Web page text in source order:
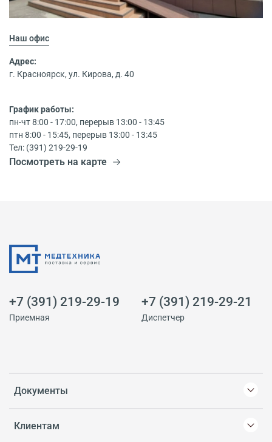
Наш офис
Адрес:
г. Красноярск, ул. Кирова, д. 40
График работы:
пн-чт 8:00 - 17:00, перерыв 13:00 - 13:45
птн 8:00 - 15:45, перерыв 13:00 - 13:45
Тел: (391) 219-29-19
Посмотреть на карте
Документы
Клиентам
+7 (391) 219-29-19
Приемная
+7 (391) 219-29-21
Диспетчер